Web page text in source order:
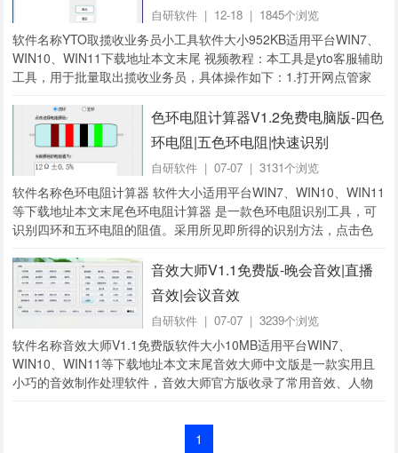
自研软件| 12-18 | 1845个浏览
软件名称YTO取揽收业务员小工具软件大小952KB适用平台WIN7、
WIN10、WIN11下载地址本文末尾 视频教程：本工具是yto客服辅助
工具，用于批量取出揽收业务员，具体操作如下：1.打开网点管家
盘...
色环电阻计算器V1.2免费电脑版-四色
环电阻|五色环电阻|快速识别
自研软件| 07-07 | 3131个浏览
软件名称色环电阻计算器 软件大小适用平台WIN7、WIN10、WIN11
等下载地址本文末尾色环电阻计算器 是一款色环电阻识别工具，可
识别四环和五环电阻的阻值。采用所见即所得的识别方法，点击色
便、界面最为直观的一款软...音效大师V1.1免费版-晚会音效|直播
音效|会议音效
自研软件| 07-07 | 3239个浏览
软件名称音效大师V1.1免费版软件大小10MB适用平台WIN7、
WIN10、WIN11等下载地址本文末尾音效大师中文版是一款实用且
小巧的音效制作处理软件，音效大师官方版收录了常用音效、人物
1